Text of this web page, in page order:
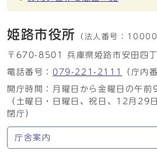
姫路市役所 （法人番号：
〒670-8501 兵庫県姫路市安田四
電話番号： 079-221-2111
（庁内
開庁時間：月曜日から金曜日の午前
（土曜日・日曜日、祝日、12月29
閉庁）
庁舎案内